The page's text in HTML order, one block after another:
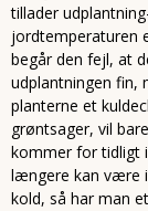
tillader
jordtemperaturen
begår den fejl, at
udplantningen fin,
planterne et
grøntsager, vil
kommer for tidligt
længere kan være
kold, så har man